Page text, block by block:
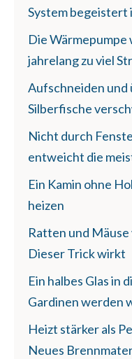
System begeistert
Die
jahrelang zu viel
Aufschneiden und
Silberfische
Nicht durch
entweicht die
Ein Kamin ohne
heizen
Ratten und
Dieser Trick wirkt
Ein halbes Glas in
Gardinen werden
Heizt stärker als
Neues